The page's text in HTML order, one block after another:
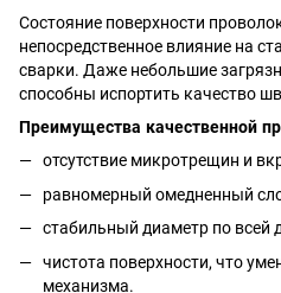
Состояние поверхности
непосредственное влияние на
сварки. Даже небольшие
способны испортить качество
Преимущества качественной
отсутствие микротрещин и
равномерный омедненный
стабильный диаметр по всей
чистота поверхности, что
механизма.